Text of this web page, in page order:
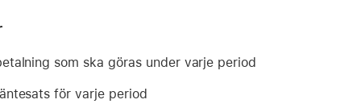
som ska göras under varje period
för varje period